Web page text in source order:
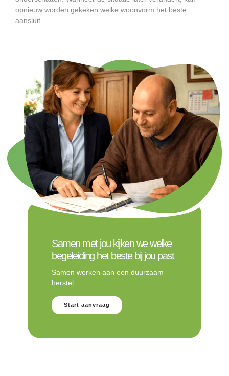
opnieuw worden gekeken welke woonvorm het beste
aansluit.
Samen met jou kijken we welke
begeleiding het beste bij jou past
Samen werken aan een duurzaam
herstel
Start aanvraag